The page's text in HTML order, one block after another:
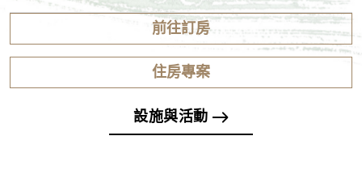
前往訂房
住房專案
設施與活動